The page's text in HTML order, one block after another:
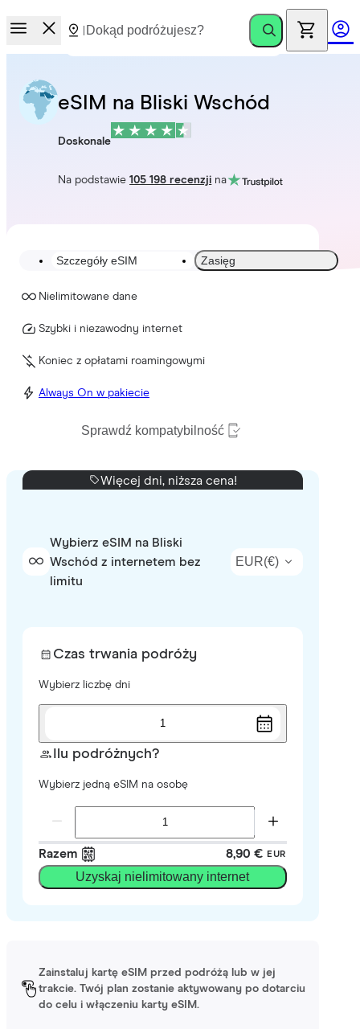
eSIM na Bliski Wschód
Doskonale
Na podstawie105 198 recenzji na
Szczegóły eSIM Zasięg
Nielimitowane dane
Szybki i niezawodny internet
Koniec z opłatami roamingowymi
Always On w pakiecie
Sprawdź kompatybilność
Więcej dni, niższa cena!
Wybierz eSIM na Bliski
Wschód z internetem bez
limitu
EUR(€)
Czas trwania podróży
Wybierz liczbę dni
1
Ilu podróżnych?
Wybierz jedną eSIM na osobę
Razem 8,90 € EUR
Uzyskaj nielimitowany internet
Zainstaluj kartę eSIM przed podróżą lub w jej
trakcie. Twój plan zostanie aktywowany po dotarciu
do celu i włączeniu karty eSIM.